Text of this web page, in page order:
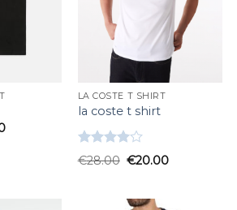
LA COSTE T SHIRT
la coste t shirt
Valutato
4.00su
€28.00 €20.00